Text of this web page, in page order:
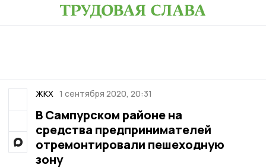
ЖКХ 1 сентября 2020, 20:31
В Сампурском районе на
средства предпринимателей
отремонтировали пешеходную
зону